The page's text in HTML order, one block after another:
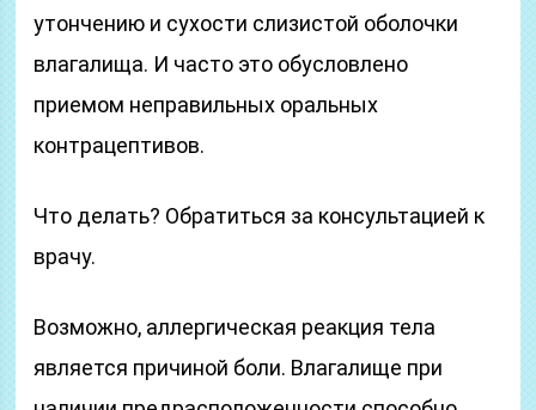
утончению и сухости слизистой оболочки
влагалища. И часто это обусловлено
приемом неправильных оральных
контрацептивов.
Что делать? Обратиться за консультацией к
врачу.
Возможно, аллергическая реакция тела
является причиной боли. Влагалище при